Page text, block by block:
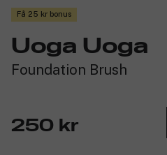
Få 25 kr bonus
Uoga Uoga
Foundation Brush
250 kr